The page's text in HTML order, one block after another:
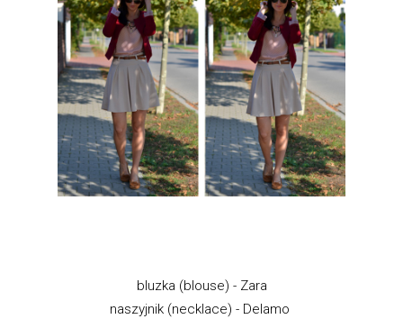
bluzka (blouse) - Zara
naszyjnik (necklace) - Delamo